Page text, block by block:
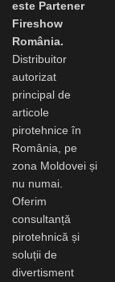
este Partener
Fireshow
România.
Distribuitor
autorizat
principal de
articole
pirotehnice în
România, pe
zona Moldovei și
nu numai.
Oferim
consultanță
pirotehnică și
soluții de
divertisment